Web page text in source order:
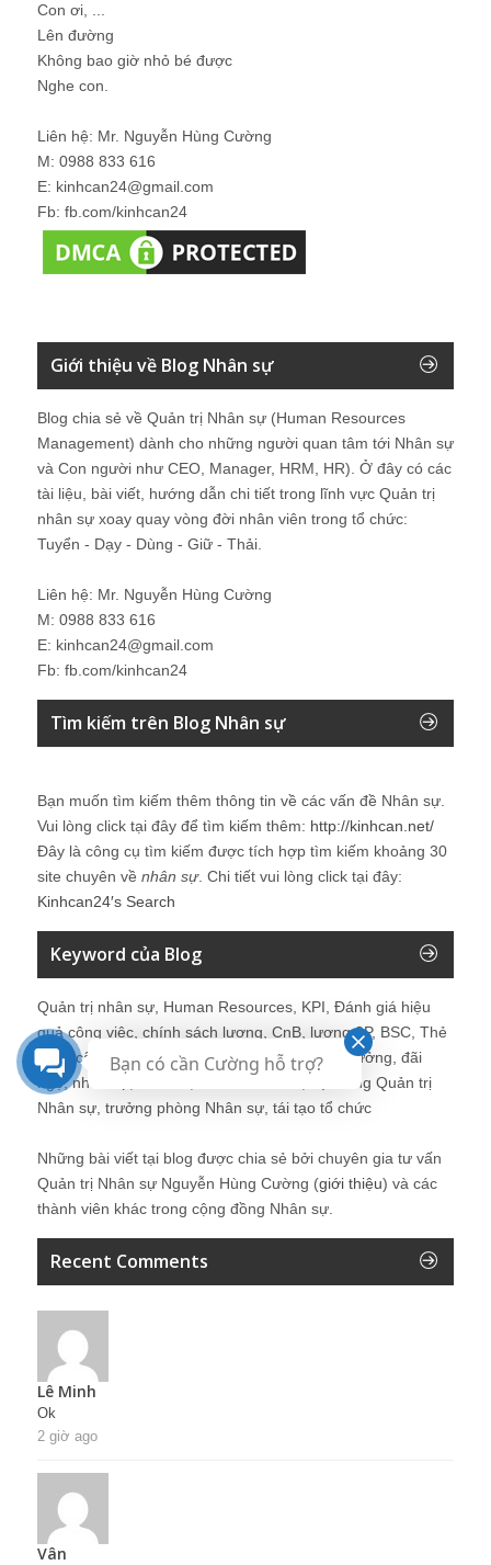
Con ơi, ...
Lên đường
Không bao giờ nhỏ bé được
Nghe con.
Liên hệ: Mr. Nguyễn Hùng Cường
M: 0988 833 616
E: kinhcan24@gmail.com
Fb: fb.com/kinhcan24
Giới thiệu về Blog Nhân sự
Blog chia sẻ về Quản trị Nhân sự (Human Resources
Management) dành cho những người quan tâm tới Nhân sự
và Con người như CEO, Manager, HRM, HR). Ở đây có các
tài liệu, bài viết, hướng dẫn chi tiết trong lĩnh vực Quản trị
nhân sự xoay quay vòng đời nhân viên trong tổ chức:
Tuyển - Dạy - Dùng - Giữ - Thải.
Liên hệ: Mr. Nguyễn Hùng Cường
M: 0988 833 616
E: kinhcan24@gmail.com
Fb: fb.com/kinhcan24
Tìm kiếm trên Blog Nhân sự
Bạn muốn tìm kiếm thêm thông tin về các vấn đề Nhân sự
Vui lòng click tại đây để tìm kiếm thêm: http://kinhcan.net/
Đây là công cụ tìm kiếm được tích hợp tìm kiếm khoảng 30
site chuyên về nhân sự. Chi tiết vui lòng click tại đây:
Kinhcan24′s Search
Keyword của Blog
Quản trị nhân sự, Human Resources, KPI, Đánh giá hiệu
quả công việc, chính sách lương, CnB, lương 3P, BSC, Thẻ
điểm cân bằng, tuyển dụng, đào tạo, lương thưởng, đãi
ngộ, nhân sự, tổ chức, cơ cấu tổ chức, hệ thống Quản trị
Nhân sự, trưởng phòng Nhân sự, tái tạo tổ chức
Những bài viết tại blog được chia sẻ bởi chuyên gia tư vấn
Quản trị Nhân sự Nguyễn Hùng Cường (giới thiệu) và các
thành viên khác trong cộng đồng Nhân sự.
Recent Comments
Lê Minh
Ok
2 giờ ago
Vân
Bạn có cần Cường hỗ trợ?